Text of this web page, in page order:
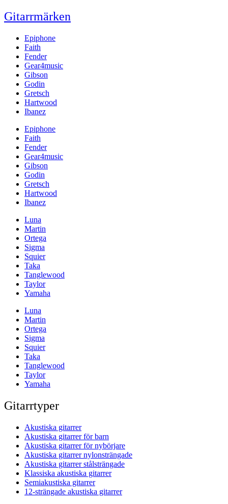
Gitarrmärken
Epiphone
Faith
Fender
Gear4music
Gibson
Godin
Gretsch
Hartwood
Ibanez
Epiphone
Faith
Fender
Gear4music
Gibson
Godin
Gretsch
Hartwood
Ibanez
Luna
Martin
Ortega
Sigma
Squier
Taka
Tanglewood
Taylor
Yamaha
Luna
Martin
Ortega
Sigma
Squier
Taka
Tanglewood
Taylor
Yamaha
Gitarrtyper
Akustiska gitarrer
Akustiska gitarrer för barn
Akustiska gitarrer för nybörjare
Akustiska gitarrer nylonsträngade
Akustiska gitarrer stålsträngade
Klassiska akustiska gitarrer
Semiakustiska gitarrer
12-strängade akustiska gitarrer